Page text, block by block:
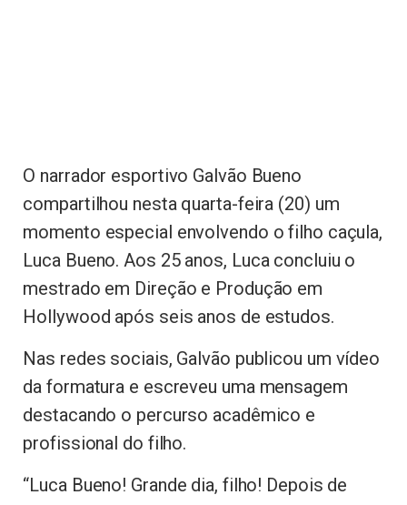
O narrador esportivo Galvão Bueno
compartilhou nesta quarta-feira (20) um
momento especial envolvendo o filho caçula,
Luca Bueno. Aos 25 anos, Luca concluiu o
mestrado em Direção e Produção em
Hollywood após seis anos de estudos.
Nas redes sociais, Galvão publicou um vídeo
da formatura e escreveu uma mensagem
destacando o percurso acadêmico e
profissional do filho.
“Luca Bueno! Grande dia, filho! Depois de